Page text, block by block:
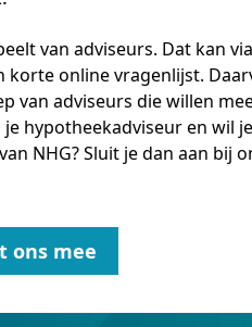
van adviseurs. Dat kan
korte online vragenlijst.
van adviseurs die willen
hypotheekadviseur en wil
NHG? Sluit je dan aan bij
ons mee